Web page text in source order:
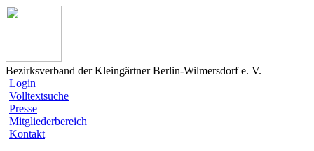
Bezirksverband der Kleingärtner Berlin-Wilmersdorf e. V.
Login
Volltextsuche
Presse
Mitgliederbereich
Kontakt